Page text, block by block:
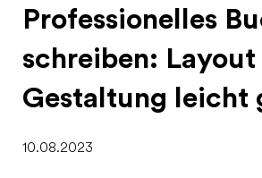
Professionelles
schreiben: Layout
Gestaltung leicht
10.08.2023